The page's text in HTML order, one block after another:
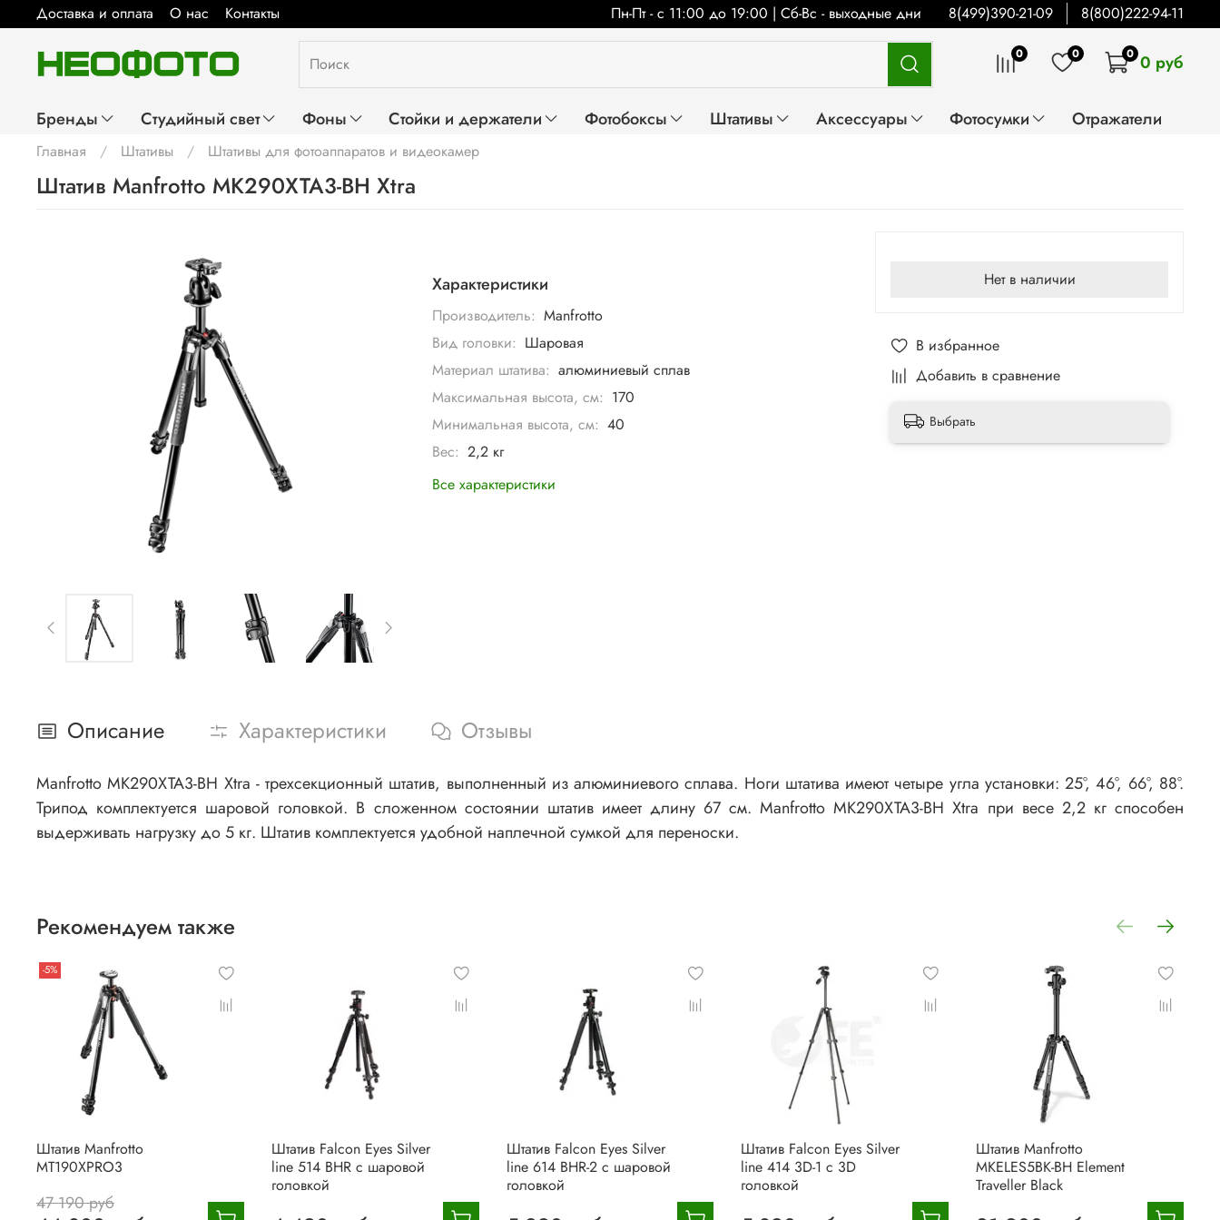
Доставка и оплата О нас Контакты Пн-Пт - с 11:00 до 19:00 | Сб-Вс - выходные дни 8(499)390-21-09 8(800)222-94-11
0 0 0 0 руб
Бренды Студийный свет Фоны Стойки и держатели Фотобоксы Штативы Аксессуары Фотосумки Отражатели
Главная Штативы Штативы для фотоаппаратов и видеокамер
Штатив Manfrotto MK290XTA3-BH Xtra
Характеристики
Производитель: Manfrotto
Вид головки: Шаровая
Материал штатива: алюминиевый сплав
Максимальная высота, см: 170
Минимальная высота, см: 40
Вес: 2,2 кг
Все характеристики
Нет в наличии
В избранное
Добавить в сравнение
Выбрать
Описание Характеристики Отзывы
Manfrotto MK290XTA3-BH Xtra - трехсекционный штатив, выполненный из алюминиевого сплава. Ноги штатива имеют четыре угла установки: 25°, 46°, 66°, 88°.
Трипод комплектуется шаровой головкой. В сложенном состоянии штатив имеет длину 67 см. Manfrotto MK290XTA3-BH Xtra при весе 2,2 кг способен
выдерживать нагрузку до 5 кг. Штатив комплектуется удобной наплечной сумкой для переноски.
Рекомендуем также
-5%
Штатив Manfrotto
MT190XPRO3
47 190 руб
Штатив Falcon Eyes Silver
line 514 BHR с шаровой
головкой
Штатив Falcon Eyes Silver
line 614 BHR-2 с шаровой
головкой
Штатив Falcon Eyes Silver
line 414 3D-1 с 3D
головкой
Штатив Manfrotto
MKELES5BK-BH Element
Traveller Black